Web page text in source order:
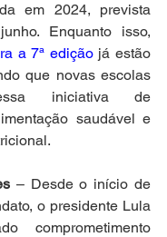
em 2024, prevista
Enquanto isso,
a 7ª edição já estão
que novas escolas
iniciativa de
saudável e
– Desde o início de
o presidente Lula
comprometimento